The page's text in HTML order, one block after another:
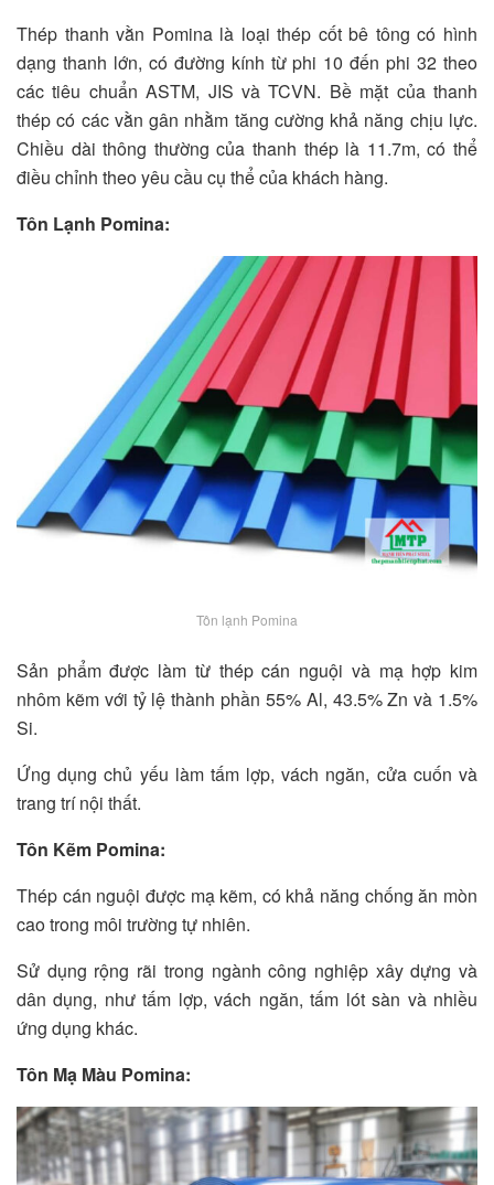
Thép thanh vằn Pomina là loại thép cốt bê tông có hình
dạng thanh lớn, có đường kính từ phi 10 đến phi 32 theo
các tiêu chuẩn ASTM, JIS và TCVN. Bề mặt của thanh
thép có các vằn gân nhằm tăng cường khả năng chịu lực.
Chiều dài thông thường của thanh thép là 11.7m, có thể
điều chỉnh theo yêu cầu cụ thể của khách hàng.
Tôn Lạnh Pomina:
Tôn lạnh Pomina
Sản phẩm được làm từ thép cán nguội và mạ hợp kim
nhôm kẽm với tỷ lệ thành phần 55% Al, 43.5% Zn và 1.5%
Si.
Ứng dụng chủ yếu làm tấm lợp, vách ngăn, cửa cuốn và
trang trí nội thất.
Tôn Kẽm Pomina:
Thép cán nguội được mạ kẽm, có khả năng chống ăn mòn
cao trong môi trường tự nhiên.
Sử dụng rộng rãi trong ngành công nghiệp xây dựng và
dân dụng, như tấm lợp, vách ngăn, tấm lót sàn và nhiều
ứng dụng khác.
Tôn Mạ Màu Pomina: